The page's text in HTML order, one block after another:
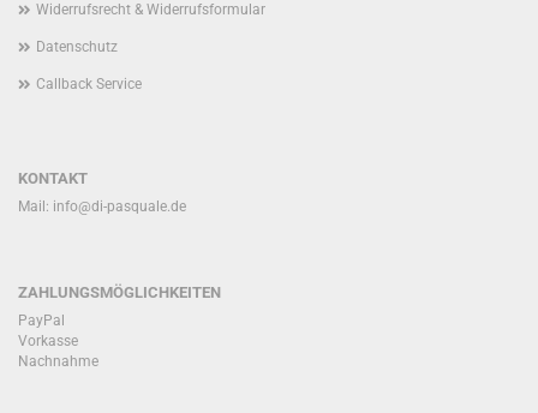
Widerrufsrecht & Widerrufsformular
Datenschutz
Callback Service
KONTAKT
Mail: info@di-pasquale.de
ZAHLUNGSMÖGLICHKEITEN
PayPal
Vorkasse
Nachnahme